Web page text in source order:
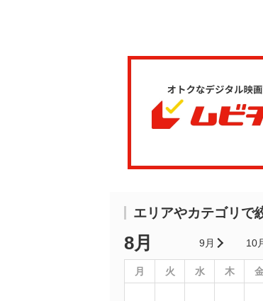
エリアやカテゴリで
8月 9月 10
月 火 水 木